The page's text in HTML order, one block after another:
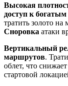
Высокая
доступ к
тратить золото на
Сноровка атаки
Вертикальный
маршрутов.
облет, что
стартовой